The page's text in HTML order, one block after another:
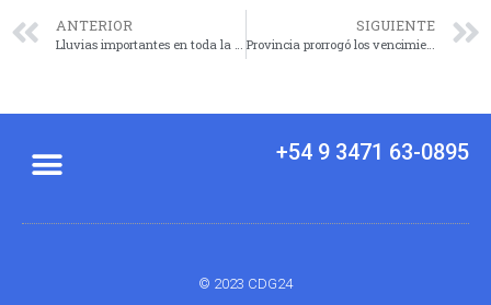
ANTERIOR SIGUIENTE
Provincia prorrogó los vencimientos de Patente e Inmobiliario hasta el 28 de febrero
+54 9 3471 63-0895
© 2023 CDG24